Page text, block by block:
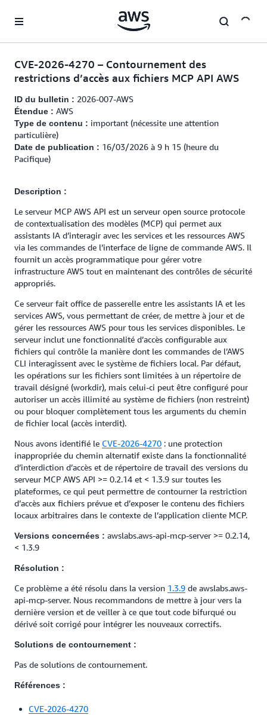
CVE-2026-4270 – Contournement des
restrictions d’accès aux fichiers MCP API AWS
ID du bulletin : 2026-007-AWS
Étendue : AWS
Type de contenu : important (nécessite une attention
particulière)
Date de publication : 16/03/2026 à 9 h 15 (heure du
Pacifique)
Description :
Le serveur MCP AWS API est un serveur open source protocole
de contextualisation des modèles (MCP) qui permet aux
assistants IA d’interagir avec les services et les ressources AWS
via les commandes de l’interface de ligne de commande AWS. Il
fournit un accès programmatique pour gérer votre
infrastructure AWS tout en maintenant des contrôles de sécurité
appropriés.
Ce serveur fait office de passerelle entre les assistants IA et les
services AWS, vous permettant de créer, de mettre à jour et de
gérer les ressources AWS pour tous les services disponibles. Le
serveur inclut une fonctionnalité d’accès configurable aux
fichiers qui contrôle la manière dont les commandes de l’AWS
CLI interagissent avec le système de fichiers local. Par défaut,
les opérations sur les fichiers sont limitées à un répertoire de
travail désigné (workdir), mais celui-ci peut être configuré pour
autoriser un accès illimité au système de fichiers (non restreint)
ou pour bloquer complètement tous les arguments du chemin
de fichier local (accès interdit).
Nous avons identifié le CVE-2026-4270 : une protection
inappropriée du chemin alternatif existe dans la fonctionnalité
d’interdiction d’accès et de répertoire de travail des versions du
serveur MCP AWS API >= 0.2.14 et < 1.3.9 sur toutes les
plateformes, ce qui peut permettre de contourner la restriction
d’accès aux fichiers prévue et d’exposer le contenu des fichiers
locaux arbitraires dans le contexte de l’application cliente MCP.
Versions concernées : awslabs.aws-api-mcp-server >= 0.2.14,
< 1.3.9
Résolution :
Ce problème a été résolu dans la version 1.3.9 de awslabs.aws-
api-mcp-server. Nous recommandons de mettre à jour vers la
dernière version et de veiller à ce que tout code bifurqué ou
dérivé soit corrigé pour intégrer les nouveaux correctifs.
Solutions de contournement :
Pas de solutions de contournement.
Références :
CVE-2026-4270